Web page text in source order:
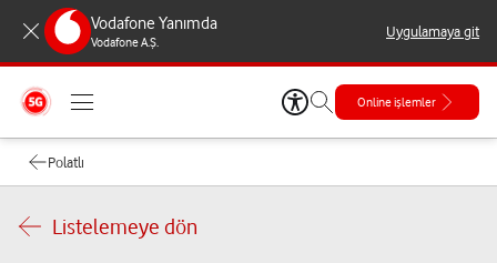
Vodafone Yanımda
Vodafone A.Ş.
Uygulamaya git
Online işlemler
Polatlı
Listelemeye dön